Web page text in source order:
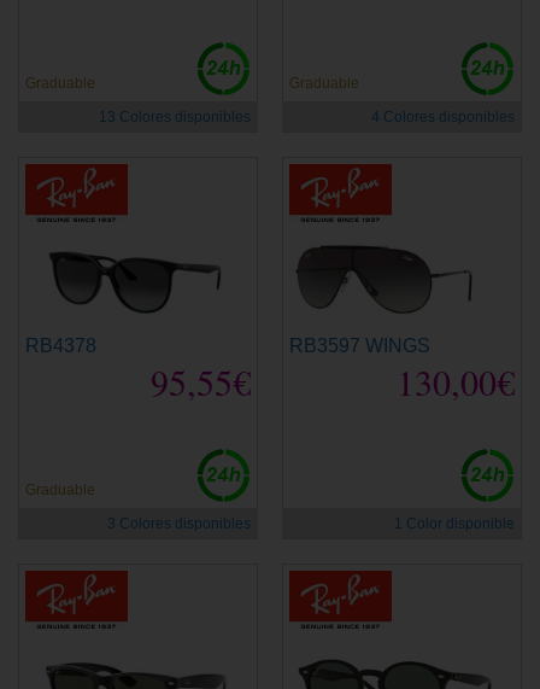
Graduable
13 Colores disponibles
Graduable
4 Colores disponibles
RB4378
95,55€
Graduable
3 Colores disponibles
RB3597 WINGS
130,00€
1 Color disponible